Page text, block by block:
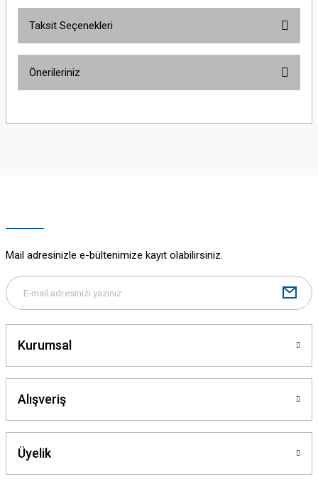
Taksit Seçenekleri
Önerileriniz
yetersiz gördüğünüz noktaları öneri formunu kullanarak tarafımıza
Bu ürüne benzer farklı alternatifler olmalı.
Mail adresinizle e-bültenimize kayıt olabilirsiniz.
Kurumsal
Alışveriş
Üyelik